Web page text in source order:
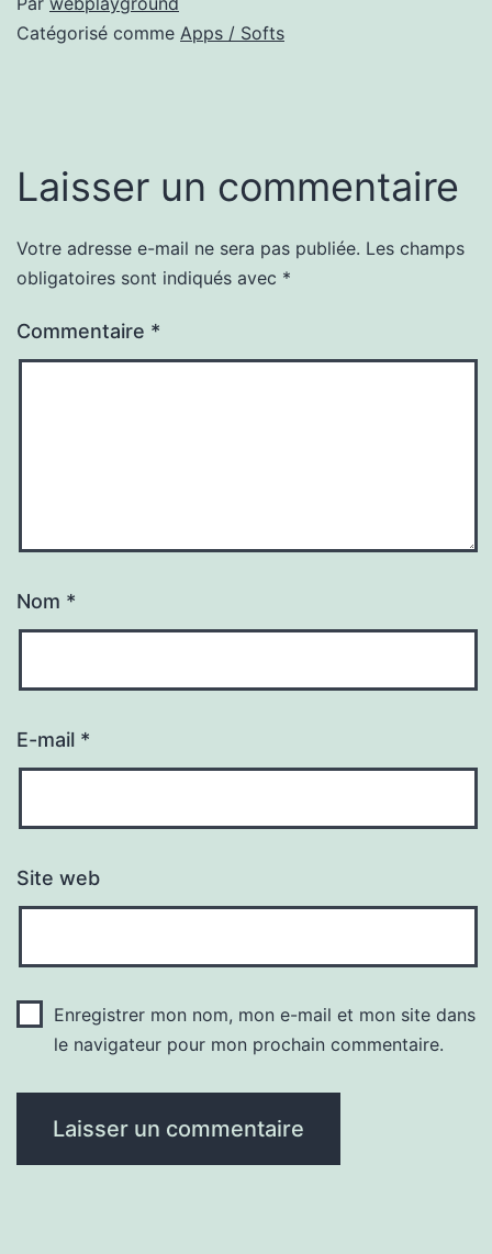
Catégorisé comme Apps / Softs
Laisser un commentaire
Votre adresse e-mail ne sera pas publiée. Les champs
obligatoires sont indiqués avec *
Commentaire *
Nom *
E-mail *
Site web
Enregistrer mon nom, mon e-mail et mon site dans
le navigateur pour mon prochain commentaire.